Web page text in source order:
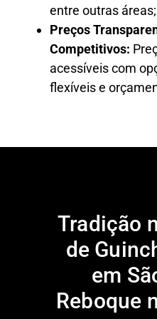
entre outras áreas;
Preços
Competitivos:
acessíveis com
flexíveis e
Tradição
de
em
Reboque